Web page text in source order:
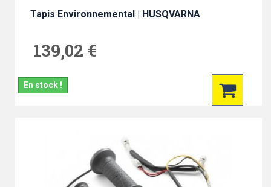
Tapis Environnemental | HUSQVARNA
139,02 €
En stock !